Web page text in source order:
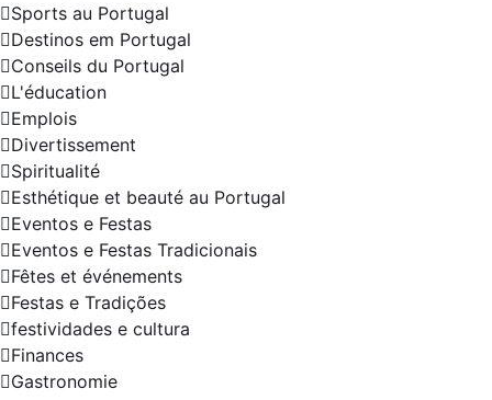
Sports au Portugal
Destinos em Portugal
Conseils du Portugal
L'éducation
Emplois
Divertissement
Spiritualité
Esthétique et beauté au Portugal
Eventos e Festas
Eventos e Festas Tradicionais
Fêtes et événements
Festas e Tradições
festividades e cultura
Finances
Gastronomie